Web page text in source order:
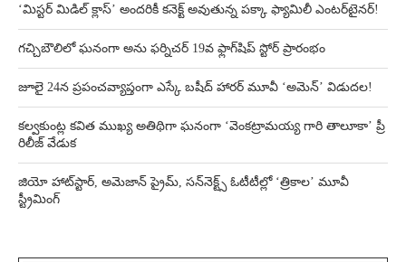
‘మిస్టర్ మిడిల్ క్లాస్’ అందరికీ కనెక్ట్ అవుతున్న పక్కా ఫ్యామిలీ ఎంటర్‌టైనర్!
గచ్చిబౌలిలో ఘనంగా అను ఫర్నిచర్ 19వ ఫ్లాగ్‌షిప్ స్టోర్ ప్రారంభం
జూలై 24న ప్రపంచవ్యాప్తంగా ఎస్కే బషీద్‌ హారర్ మూవీ ‘అమెన్’ విడుదల!
కల్వకుంట్ల కవిత ముఖ్య అతిథిగా ఘనంగా ‘వెంకట్రామయ్య గారి తాలూకా’ ప్రీ
రిలీజ్ వేడుక
జియో హాట్‌స్టార్, అమెజాన్ ప్రైమ్, సన్‌నెక్ట్స్ ఓటీటీల్లో ‘త్రికాల’ మూవీ
స్ట్రీమింగ్